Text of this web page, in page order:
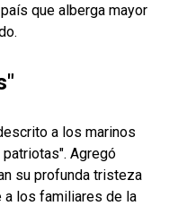
que alberga mayor
a los marinos
Agregó
su profunda tristeza
a los familiares de la